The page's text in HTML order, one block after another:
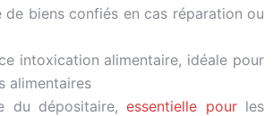
de biens confiés en cas réparation ou
intoxication alimentaire, idéale pour
alimentaires
du dépositaire,essentielle pourles